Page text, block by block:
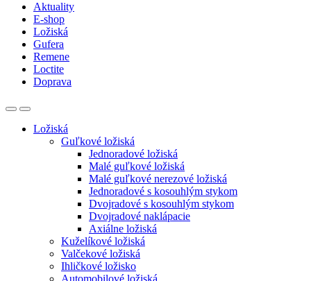
Aktuality
E-shop
Ložiská
Gufera
Remene
Loctite
Doprava
Ložiská
Guľkové ložiská
Jednoradové ložiská
Malé guľkové ložiská
Malé guľkové nerezové ložiská
Jednoradové s kosouhlým stykom
Dvojradové s kosouhlým stykom
Dvojradové naklápacie
Axiálne ložiská
Kuželíkové ložiská
Valčekové ložiská
Ihličkové ložisko
Automobilové ložiská